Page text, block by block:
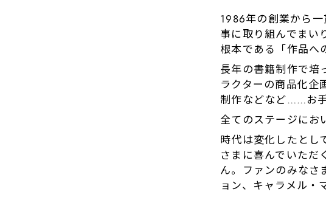
1986年の創業から
事に取り組んでまい
根本である「作品へ
長年の書籍制作で培
ラクターの商品化企
制作などなど……お⼿
全てのステージにお
時代は変化したとし
さまに喜んでいただ
ん。ファンのみなさ
ョン、キャラメル・